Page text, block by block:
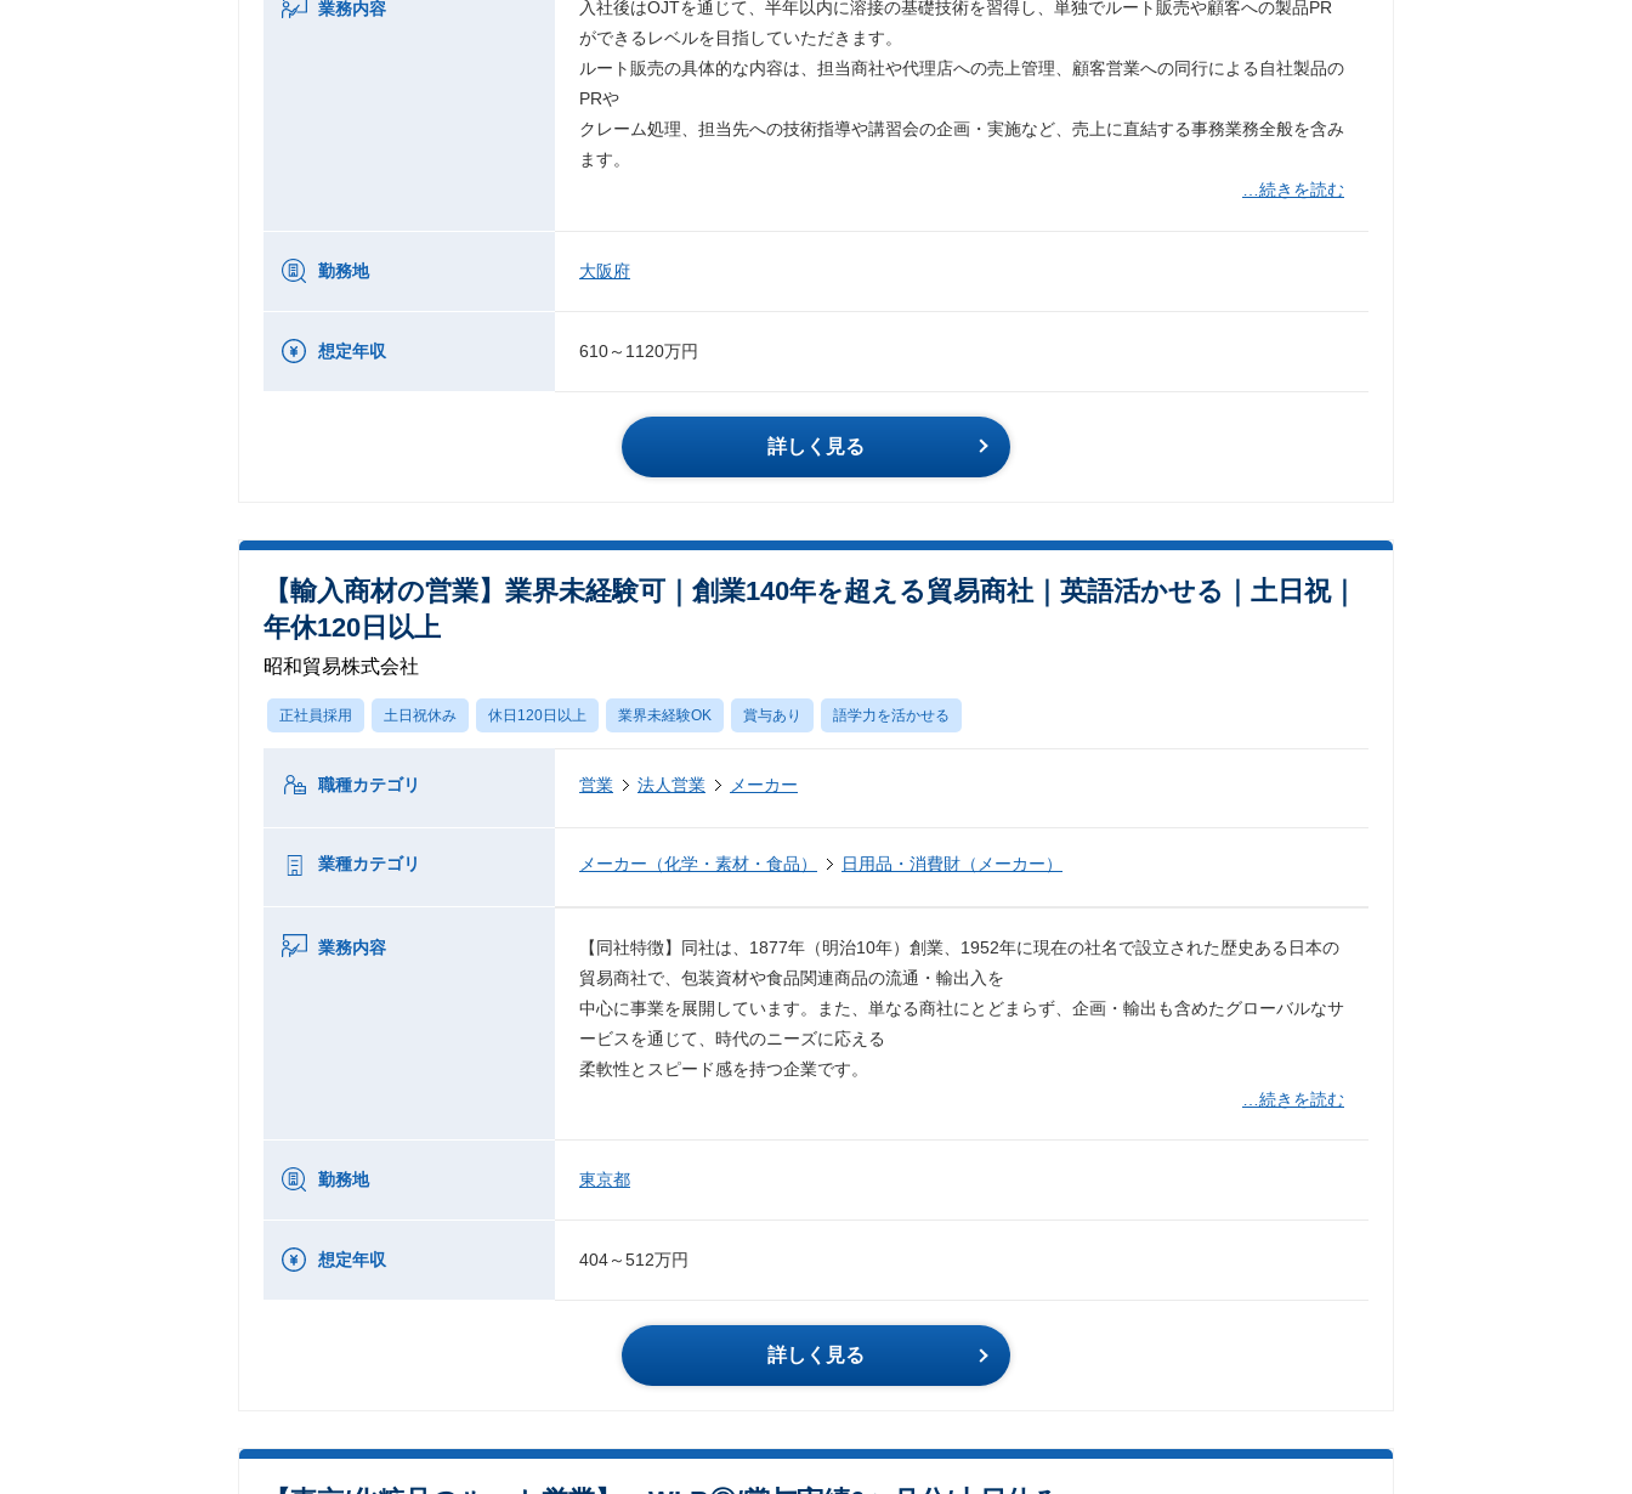
業務内容
入社後はOJTを通じて、半年以内に溶接の基礎技術を習得し、単独でルート販売や顧客への製品PR
ができるレベルを目指していただきます。
ルート販売の具体的な内容は、担当商社や代理店への売上管理、顧客営業への同行による自社製品の
PRや
クレーム処理、担当先への技術指導や講習会の企画・実施など、売上に直結する事務業務全般を含み
ます。
…続きを読む
勤務地 大阪府
想定年収 610～1120万円
詳しく見る
【輸入商材の営業】業界未経験可｜創業140年を超える貿易商社｜英語活かせる｜土日祝｜
年休120日以上
昭和貿易株式会社
正社員採用 土日祝休み 休日120日以上 業界未経験OK 賞与あり 語学力を活かせる
職種カテゴリ 営業 法人営業 メーカー
業種カテゴリ メーカー（化学・素材・食品） 日用品・消費財（メーカー）
業務内容
【同社特徴】同社は、1877年（明治10年）創業、1952年に現在の社名で設立された歴史ある日本の
貿易商社で、包装資材や食品関連商品の流通・輸出入を
中心に事業を展開しています。また、単なる商社にとどまらず、企画・輸出も含めたグローバルなサ
ービスを通じて、時代のニーズに応える
柔軟性とスピード感を持つ企業です。
…続きを読む
勤務地 東京都
想定年収 404～512万円
詳しく見る